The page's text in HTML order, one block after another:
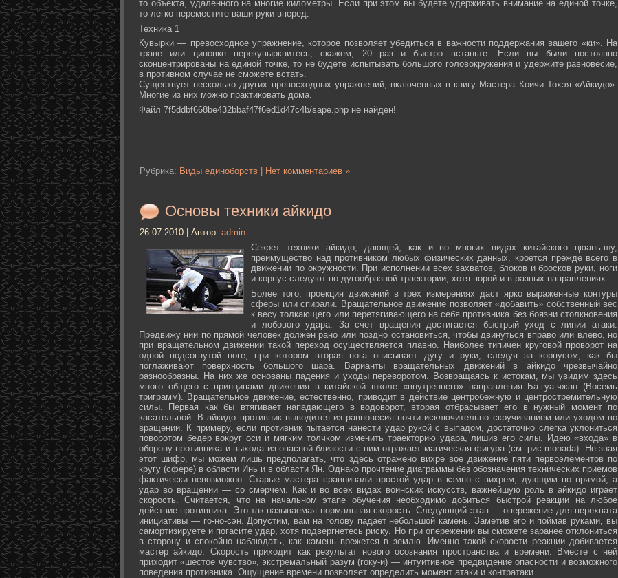
то объекта, удаленного на многие километры. Если при этом вы будете удерживать внимание на единой точке,
то легко переместите ваши руки вперед.
Техника 1
Кувырки — превосходное упражнение, которое позволяет убедиться в важности поддержания вашего «ки». На
траве или циновке перекувыркнитесь, скажем, 20 раз и быстро встаньте. Если вы были постоянно
сконцентрированы на единой точке, то не будете испытывать большого головокружения и удержите равновесие,
в противном случае не сможете встать.
Существует несколько других превосходных упражнений, включенных в книгу Мастера Коичи Тохэя «Айкидо».
Многие из них можно практиковать дома.
Файл 7f5ddbf668be432bbaf47f6ed1d47c4b/sape.php не найден!
Рубрика: Виды единоборств Нет комментариев »
Основы техники айкидо
26.07.2010 | Автор: admin
Секрет техники айкидо, дающей, как и во многих видах китайского цюань-шу,
преимущество над противником любых физических данных, кроется прежде всего в
движении по окружности. При исполнении всех захватов, блоков и бросков руки, ноги
и корпус следуют по дугообразной траектории, хотя порой и в разных направлениях.
Более того, проекция движений в трех измерениях даст ярко выраженные контуры
сферы или спирали. Вращательное движение позволяет «добавить» собственный вес
к весу толкающего или перетягивающего на себя противника без боязни столкновения
и лобового удара. За счет вращения достигается быстрый уход с линии атаки.
Предвижу нии по прямой человек должен рано или поздно остановиться, чтобы двинуться вправо или влево, но
при вращательном движении такой переход осуществляется плавно. Наиболее типичен круговой проворот на
одной подсогнутой ноге, при котором вторая нога описывает дугу и руки, следуя за корпусом, как бы
поглаживают поверхность большого шара. Варианты вращательных движений в айкидо чрезвычайно
разнообразны. На них же основаны падения и уходы переворотом. Возвращаясь к истокам, мы увидим здесь
много общего с принципами движения в китайской школе «внутреннего» направления Ба-гуа-чжан (Восемь
триграмм). Вращательное движение, естественно, приводит в действие центробежную и центростремительную
силы. Первая как бы втягивает нападающего в водоворот, вторая отбрасывает его в нужный момент по
касательной. В айкидо противник выводится из равновесия почти исключительно скручиванием или уходом во
вращении. К примеру, если противник пытается нанести удар рукой с выпадом, достаточно слегка уклониться
поворотом бедер вокруг оси и мягким толчком изменить траекторию удара, лишив его силы. Идею «входа» в
оборону противника и выхода из опасной близости с ним отражает магическая фигура (см. рис monada). Не зная
этот шифр, мы можем лишь предполагать, что здесь отражено вихре вое движение пяти первоэлементов по
кругу (сфере) в области Инь и в области Ян. Однако прочтение диаграммы без обозначения технических приемов
фактически невозможно. Старые мастера сравнивали простой удар в кэмпо с вихрем, дующим по прямой, а
удар во вращении — со смерчем. Как и во всех видах воинских искусств, важнейшую роль в айкидо играет
скорость. Считается, что на начальном этапе обучения необходимо добиться быстрой реакции на любое
действие противника. Это так называемая нормальная скорость. Следующий этап — опережение для перехвата
инициативы — го-но-сэн. Допустим, вам на голову падает небольшой камень. Заметив его и поймав руками, вы
самортизируете и погасите удар, хотя подвергнетесь риску. Но при опережении вы сможете заранее отклониться
в сторону и спокойно наблюдать, как камень врежется в землю. Именно такой скорости реакции добивается
мастер айкидо. Скорость приходит как результат нового осознания пространства и времени. Вместе с ней
приходит «шестое чувство», экстремальный разум (гоку-и) — интуитивное предвидение опасности и возможного
поведения противника. Ощущение времени позволяет определить момент атаки и контратаки.